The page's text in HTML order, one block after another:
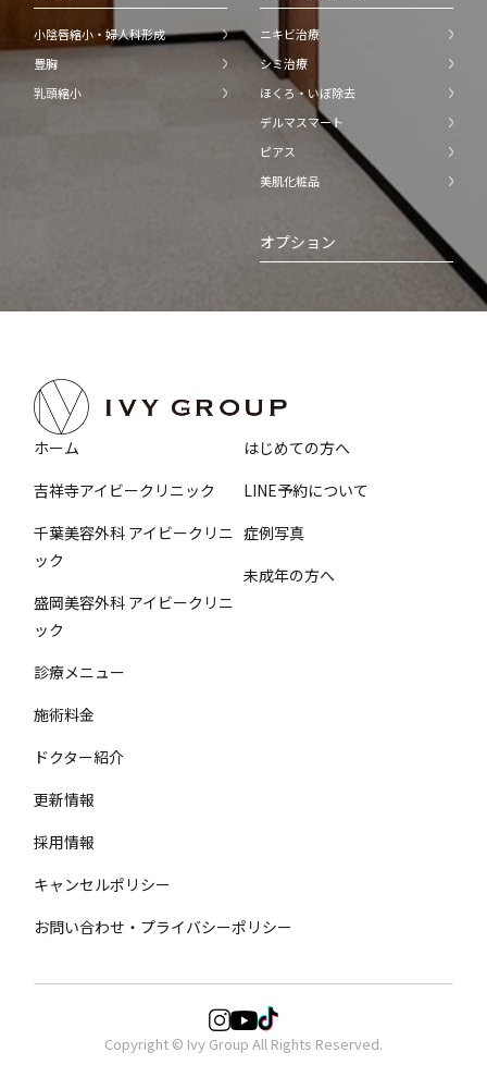
小陰唇縮小・婦人科形成
豊胸
乳頭縮小
ニキビ治療
シミ治療
ほくろ・いぼ除去
デルマスマート
ピアス
美肌化粧品
オプション
ホーム
吉祥寺アイビークリニック
千葉美容外科 アイビークリニ
ック
盛岡美容外科 アイビークリニ
ック
診療メニュー
施術料金
ドクター紹介
はじめての方へ
LINE予約について
症例写真
未成年の方へ
更新情報
採用情報
キャンセルポリシー
お問い合わせ・プライバシーポリシー
Copyright © Ivy Group All Rights Reserved.